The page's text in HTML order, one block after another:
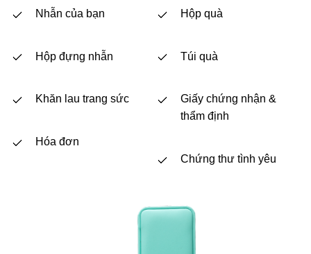
Nhẫn của bạn
Hộp đựng nhẫn
Khăn lau trang sức
Hóa đơn
Hộp quà
Túi quà
Giấy chứng nhận &
thẩm định
Chứng thư tình yêu